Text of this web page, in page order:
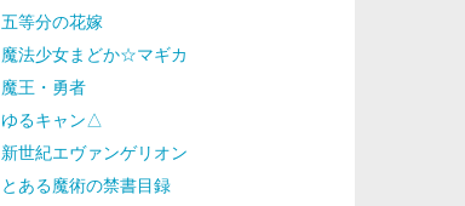
五等分の花嫁
魔法少女まどか☆マギカ
魔王・勇者
ゆるキャン△
新世紀エヴァンゲリオン
とある魔術の禁書目録